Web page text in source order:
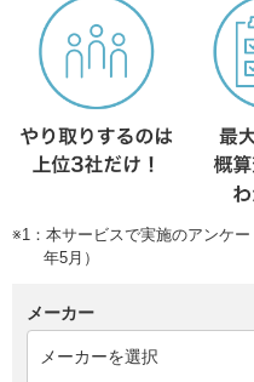
※1：本サービスで実施のアンケ
年5月）
メーカー